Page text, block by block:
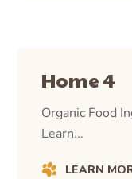
Home 4
Organic Food
Learn...
LEARN